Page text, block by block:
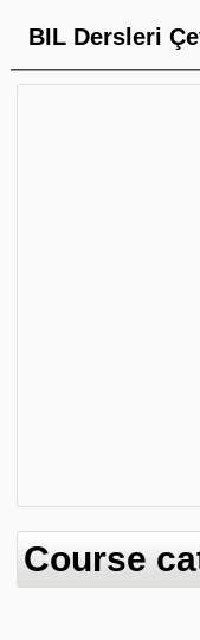
BIL Dersleri
Course